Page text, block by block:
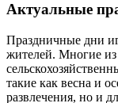
Актуальные
Праздничные дни
жителей. Многие из
такие как весна и
развлечения, но и